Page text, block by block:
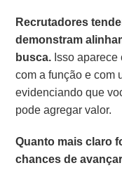
Recrutadores
demonstram
busca. Isso
com a função e com
evidenciando que
pode agregar valor.
Quanto mais claro
chances de